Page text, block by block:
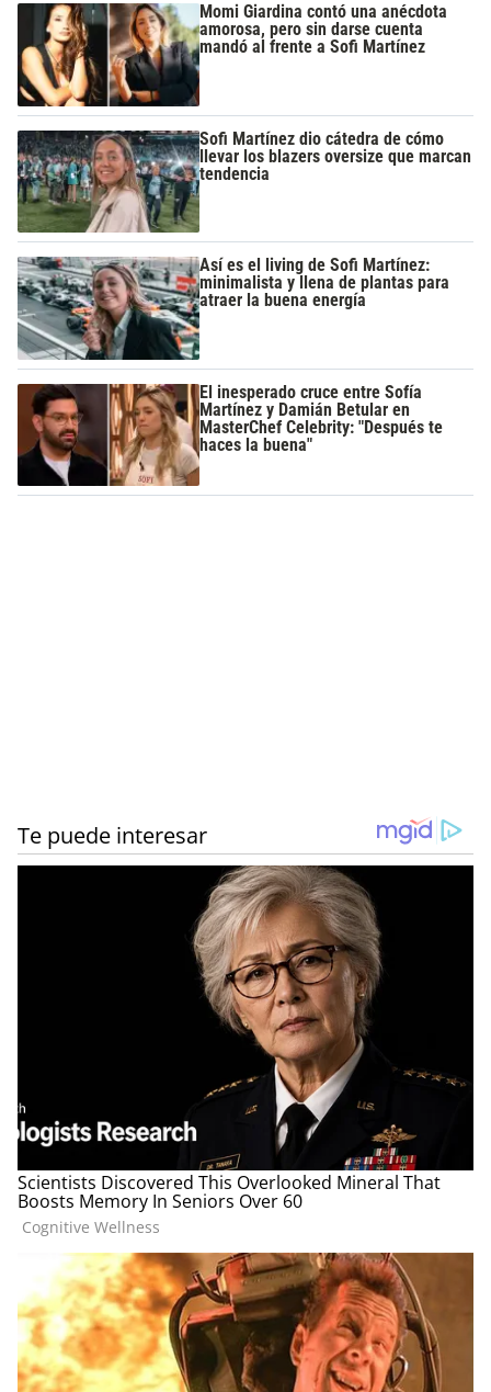
Momi Giardina contó una anécdota
amorosa, pero sin darse cuenta
mandó al frente a Sofi Martínez
Sofi Martínez dio cátedra de cómo
llevar los blazers oversize que marcan
tendencia
Así es el living de Sofi Martínez:
minimalista y llena de plantas para
atraer la buena energía
El inesperado cruce entre Sofía
Martínez y Damián Betular en
MasterChef Celebrity: "Después te
haces la buena"